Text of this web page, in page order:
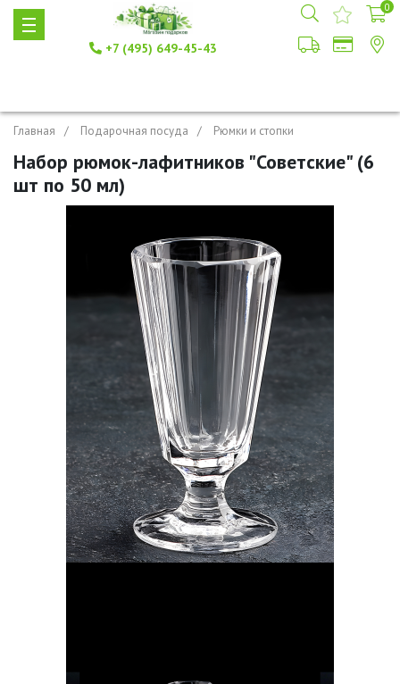
+7 (495) 649-45-43
0
Главная Подарочная посуда Рюмки и стопки
Набор рюмок-лафитников "Советские" (6
шт по 50 мл)